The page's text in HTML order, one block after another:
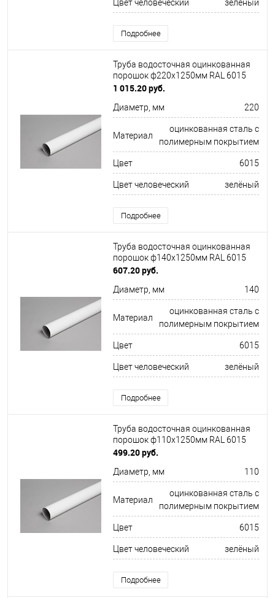
Цвет человеческий зелёный
Подробнее
Труба водосточная оцинкованная
порошок ф220х1250мм RAL 6015
1 015.20 руб.
Диаметр, мм 220
Материал
оцинкованная сталь с
полимерным покрытием
Цвет 6015
Цвет человеческий зелёный
Подробнее
Труба водосточная оцинкованная
порошок ф140х1250мм RAL 6015
607.20 руб.
Диаметр, мм 140
Материал
оцинкованная сталь с
полимерным покрытием
Цвет 6015
Цвет человеческий зелёный
Подробнее
Труба водосточная оцинкованная
порошок ф110х1250мм RAL 6015
499.20 руб.
Диаметр, мм 110
Материал
оцинкованная сталь с
полимерным покрытием
Цвет 6015
Цвет человеческий зелёный
Подробнее